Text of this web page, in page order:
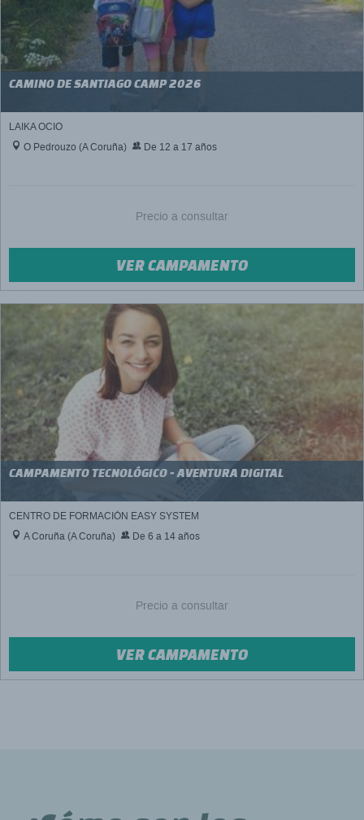
CAMINO DE SANTIAGO CAMP 2026
LAIKA OCIO
O Pedrouzo (A Coruña)
De 12 a 17 años
Precio a consultar
VER CAMPAMENTO
CAMPAMENTO TECNOLÓGICO - AVENTURA DIGITAL
CENTRO DE FORMACIÓN EASY SYSTEM
A Coruña (A Coruña)
De 6 a 14 años
Precio a consultar
VER CAMPAMENTO